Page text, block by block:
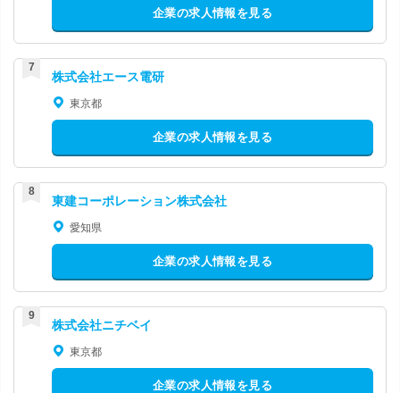
企業の求人情報を見る
株式会社エース電研
東京都
企業の求人情報を見る
東建コーポレーション株式会社
愛知県
企業の求人情報を見る
株式会社ニチベイ
東京都
企業の求人情報を見る